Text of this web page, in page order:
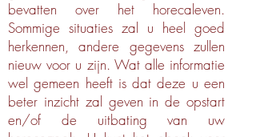
bevatten over het horecaleven.
Sommige situaties zal u heel goed
herkennen, andere gegevens zullen
nieuw voor u zijn. Wat alle informatie
wel gemeen heeft is dat deze u een
beter inzicht zal geven in de opstart
en/of de uitbating van uw